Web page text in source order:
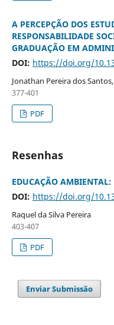
A PERCEPÇÃO DOS
RESPONSABILIDADE
GRADUAÇÃO EM
DOI: https://doi.org/
Jonathan Pereira dos
377-401
PDF
Resenhas
EDUCAÇÃO
DOI: https://doi.org/
Raquel da Silva Pereira
403-407
PDF
Enviar Submissão